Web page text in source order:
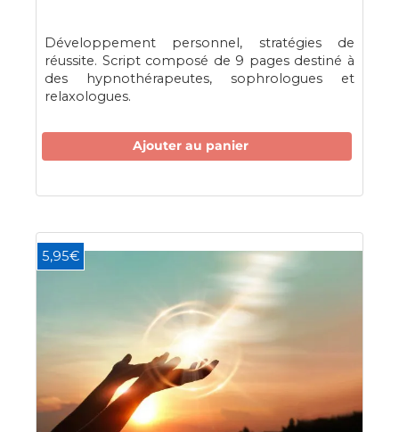
Développement personnel, stratégies de
réussite. Script composé de 9 pages destiné à
des hypnothérapeutes, sophrologues et
relaxologues.
Ajouter au panier
5,95€